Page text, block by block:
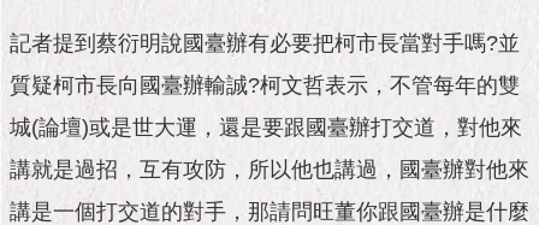
私
權
及
訊
安
全
政
記者提到蔡衍明說國臺辦有必要把柯市長當對手嗎?並
質疑柯市長向國臺辦輸誠?柯文哲表示，不管每年的雙
城(論壇)或是世大運，還是要跟國臺辦打交道，對他來
講就是過招，互有攻防，所以他也講過，國臺辦對他來
講是一個打交道的對手，那請問旺董你跟國臺辦是什麼